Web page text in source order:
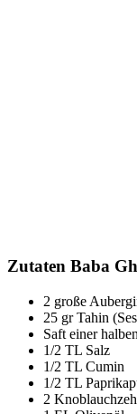
Zutaten Baba
2 große
25 gr Tahin
Saft einer
1/2 TL Salz
1/2 TL Cumin
1/2 TL
2